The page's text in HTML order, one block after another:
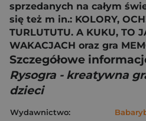
sprzedanych na całym
się też m in.: KOLORY,
TURLUTUTU. A KUKU, TO
WAKACJACH oraz gra
Szczegółowe
Rysogra - kreatywna
dzieci
Wydawnictwo: